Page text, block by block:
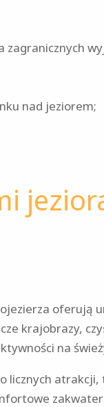
nad jeziorem;
oferują
krajobrazy,
na
licznych